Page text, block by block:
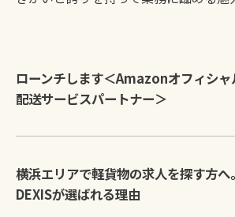
ローンチします＜Amazonオフィシャ
配送サービスパートナー＞
横浜エリアで軽貨物の求人を探す方へ。
DEXISが選ばれる理由